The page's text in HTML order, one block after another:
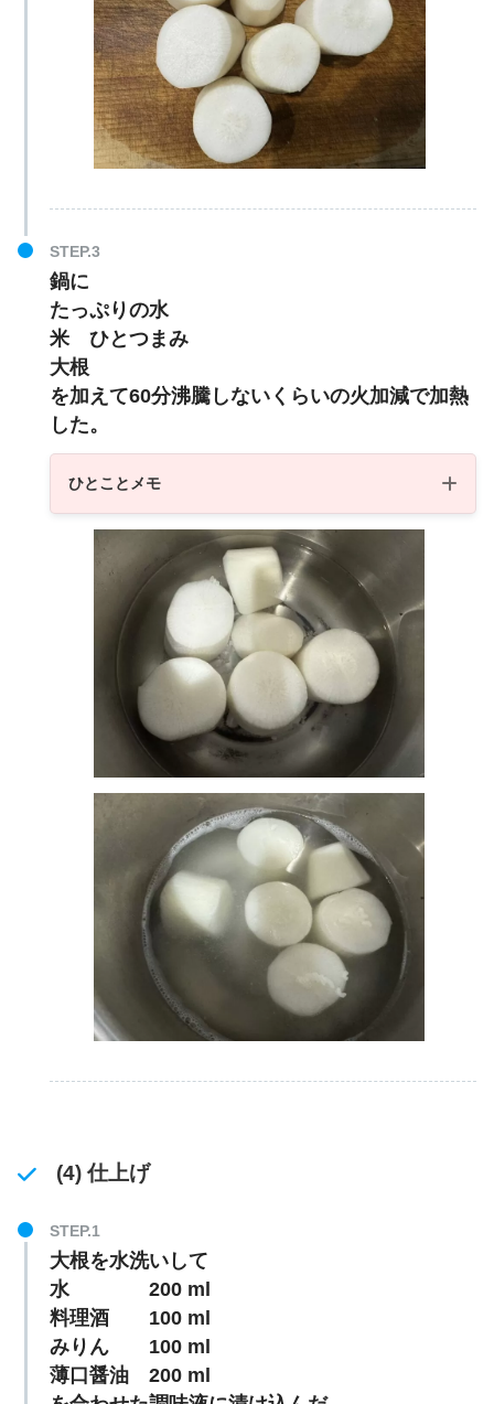
鍋に
たっぷりの水
米 ひとつまみ
大根
を加えて60分沸騰しないくらいの火加減で加熱
した。
ひとことメモ
(4) 仕上げ
大根を水洗いして
水 200 ml
料理酒 100 ml
みりん 100 ml
薄口醤油 200 ml